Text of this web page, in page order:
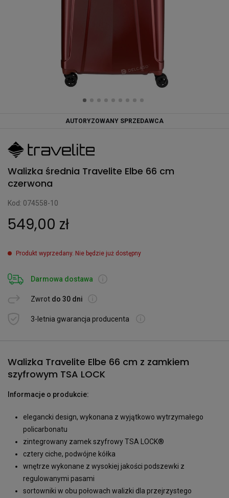
AUTORYZOWANY SPRZEDAWCA
Walizka średnia Travelite Elbe 66 cm
czerwona
Kod: 074558-10
549,00 zł
Produkt wyprzedany. Nie będzie już dostępny
Darmowa dostawa
Zwrot do 30 dni
3-letnia gwarancja producenta
Walizka Travelite Elbe 66 cm z zamkiem
szyfrowym TSA LOCK
Informacje o produkcie:
elegancki design, wykonana z wyjątkowo wytrzymałego
policarbonatu
zintegrowany zamek szyfrowy TSA LOCK®
cztery ciche, podwójne kółka
wnętrze wykonane z wysokiej jakości podszewki z
regulowanymi pasami
sortowniki w obu połowach walizki dla przejrzystego